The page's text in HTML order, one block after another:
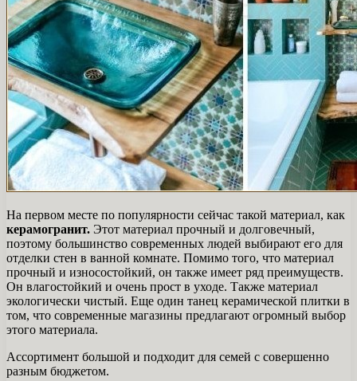
На первом месте по популярности сейчас такой материал, как
керамогранит. Этот материал прочный и долговечный,
поэтому большинство современных людей выбирают его для
отделки стен в ванной комнате. Помимо того, что материал
прочный и износостойкий, он также имеет ряд преимуществ.
Он влагостойкий и очень прост в уходе. Также материал
экологически чистый. Еще один танец керамической плитки в
том, что современные магазины предлагают огромный выбор
этого материала.
Ассортимент большой и подходит для семей с совершенно
разным бюджетом.